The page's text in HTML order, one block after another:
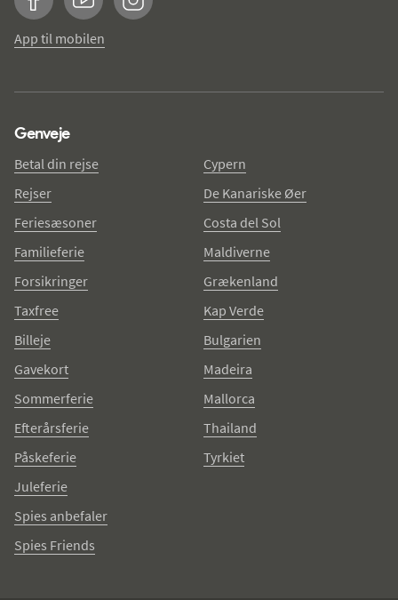
FacebookYouTubeInstagram
App til mobilen
Genveje
Betal din rejse
Rejser
Feriesæsoner
Familieferie
Forsikringer
Taxfree
Billeje
Gavekort
Sommerferie
Efterårsferie
Påskeferie
Juleferie
Spies anbefaler
Spies Friends
Cypern
De Kanariske Øer
Costa del Sol
Maldiverne
Grækenland
Kap Verde
Bulgarien
Madeira
Mallorca
Thailand
Tyrkiet